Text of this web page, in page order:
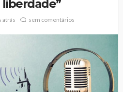
atrás sem comentários